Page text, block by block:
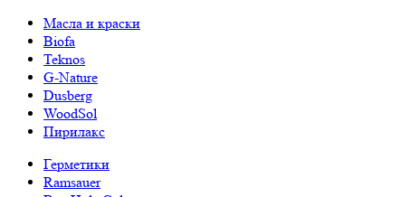
Масла и краски
Biofa
Teknos
G-Nature
Dusberg
WoodSol
Пирилакс
Герметики
Ramsauer